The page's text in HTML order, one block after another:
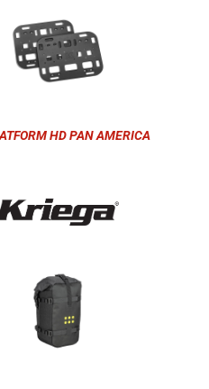
HD PAN AMERICA